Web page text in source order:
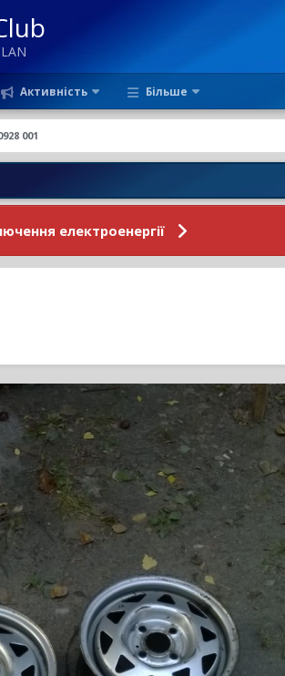
Активність Більше
001
електроенергії